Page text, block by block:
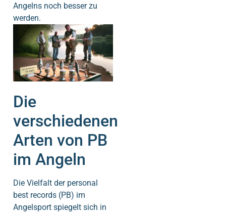
Angelns noch besser zu
werden.
Die
verschiedenen
Arten von PB
im Angeln
Die Vielfalt der personal
best records (PB) im
Angelsport spiegelt sich in